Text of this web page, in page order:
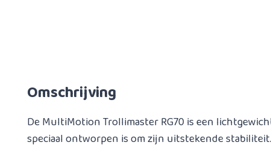
Omschrijving
De MultiMotion Trollimaster RG70 is een
speciaal ontworpen is om zijn uitstekende stabiliteit.